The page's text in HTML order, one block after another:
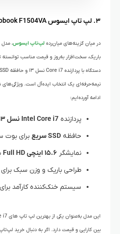
۳. لپ تاپ ایسوس Vivobook F1504VA
در میان گزینه‌های میان‌رده لپ‌تاپ‌ ایسوس
باریک، سخت‌افزار به‌روز و قیمت مناسب توانسته
ادامه آورده‌ایم:
پردازنده Intel Core i7 نسل ۱۳
حافظه SSD سریع
برای بوت
نمایشگر ۱۵.۶ اینچی Full HD
طراحی باریک و وزن سبک
سیستم خنک‌کننده کارآمد
بین کارایی و قیمت دارد. اگر به دنبال خرید